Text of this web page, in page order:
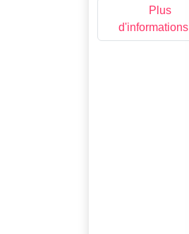
Plus
d'informations